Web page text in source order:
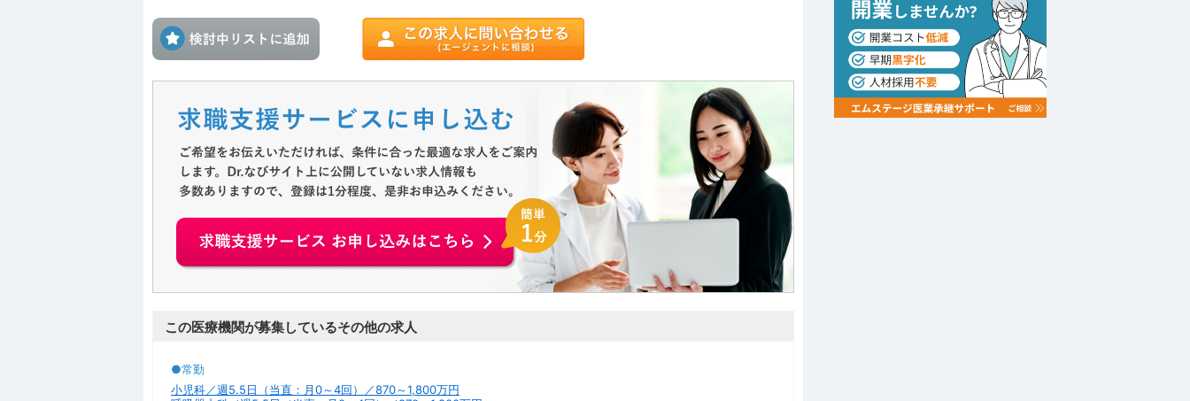
検討中リストに追加
お申込みはこちらから
この医療機関が募集しているその他の求人
●常勤
小児科／週5.5日（当直：月0～4回）／870～1,800万円